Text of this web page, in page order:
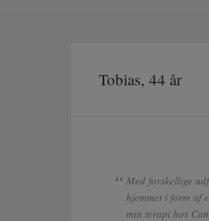
Tobias, 44 år
Med forskellige
hjemmet i form af
min terapi hos